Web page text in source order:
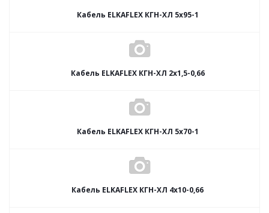
Кабель ELKAFLEX КГН-ХЛ 5x95-1
Кабель ELKAFLEX КГН-ХЛ 2x1,5-0,66
Кабель ELKAFLEX КГН-ХЛ 5x70-1
Кабель ELKAFLEX КГН-ХЛ 4x10-0,66